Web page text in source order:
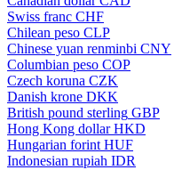
Swiss franc CHF
Chilean peso CLP
Chinese yuan renminbi CNY
Columbian peso COP
Czech koruna CZK
Danish krone DKK
British pound sterling GBP
Hong Kong dollar HKD
Hungarian forint HUF
Indonesian rupiah IDR